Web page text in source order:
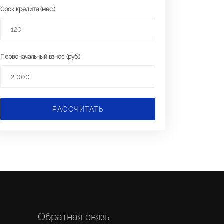
Срок кредита (мес.)
Первоначальный взнос (руб.)
РАССЧИТАТЬ
Обратная связь